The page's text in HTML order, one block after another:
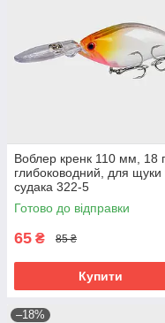
Воблер кренк 110 мм, 18
глибоководний, для щуки
судака 322-5
Готово до відправки
65 ₴ 85 ₴
Купити
–18%